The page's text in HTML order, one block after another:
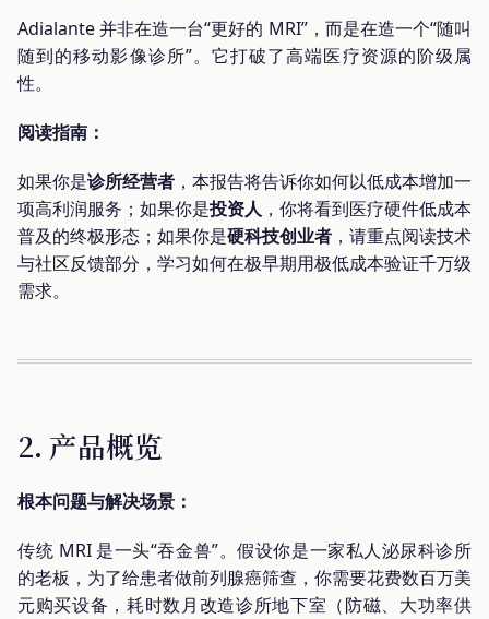
Adialante 并非在造一台“更好的 MRI”，而是在造一个“随叫
随到的移动影像诊所”。它打破了高端医疗资源的阶级属
性。
阅读指南：
如果你是诊所经营者 ，本报告将告诉你如何以低成本增加一
项高利润服务；如果你是投资人 ，你将看到医疗硬件低成本
普及的终极形态；如果你是硬科技创业者 ，请重点阅读技术
与社区反馈部分，学习如何在极早期用极低成本验证千万级
需求。
2. 产品概览
根本问题与解决场景：
传统 MRI 是一头“吞金兽”。假设你是一家私人泌尿科诊所
的老板，为了给患者做前列腺癌筛查，你需要花费数百万美
元购买设备，耗时数月改造诊所地下室（防磁、大功率供